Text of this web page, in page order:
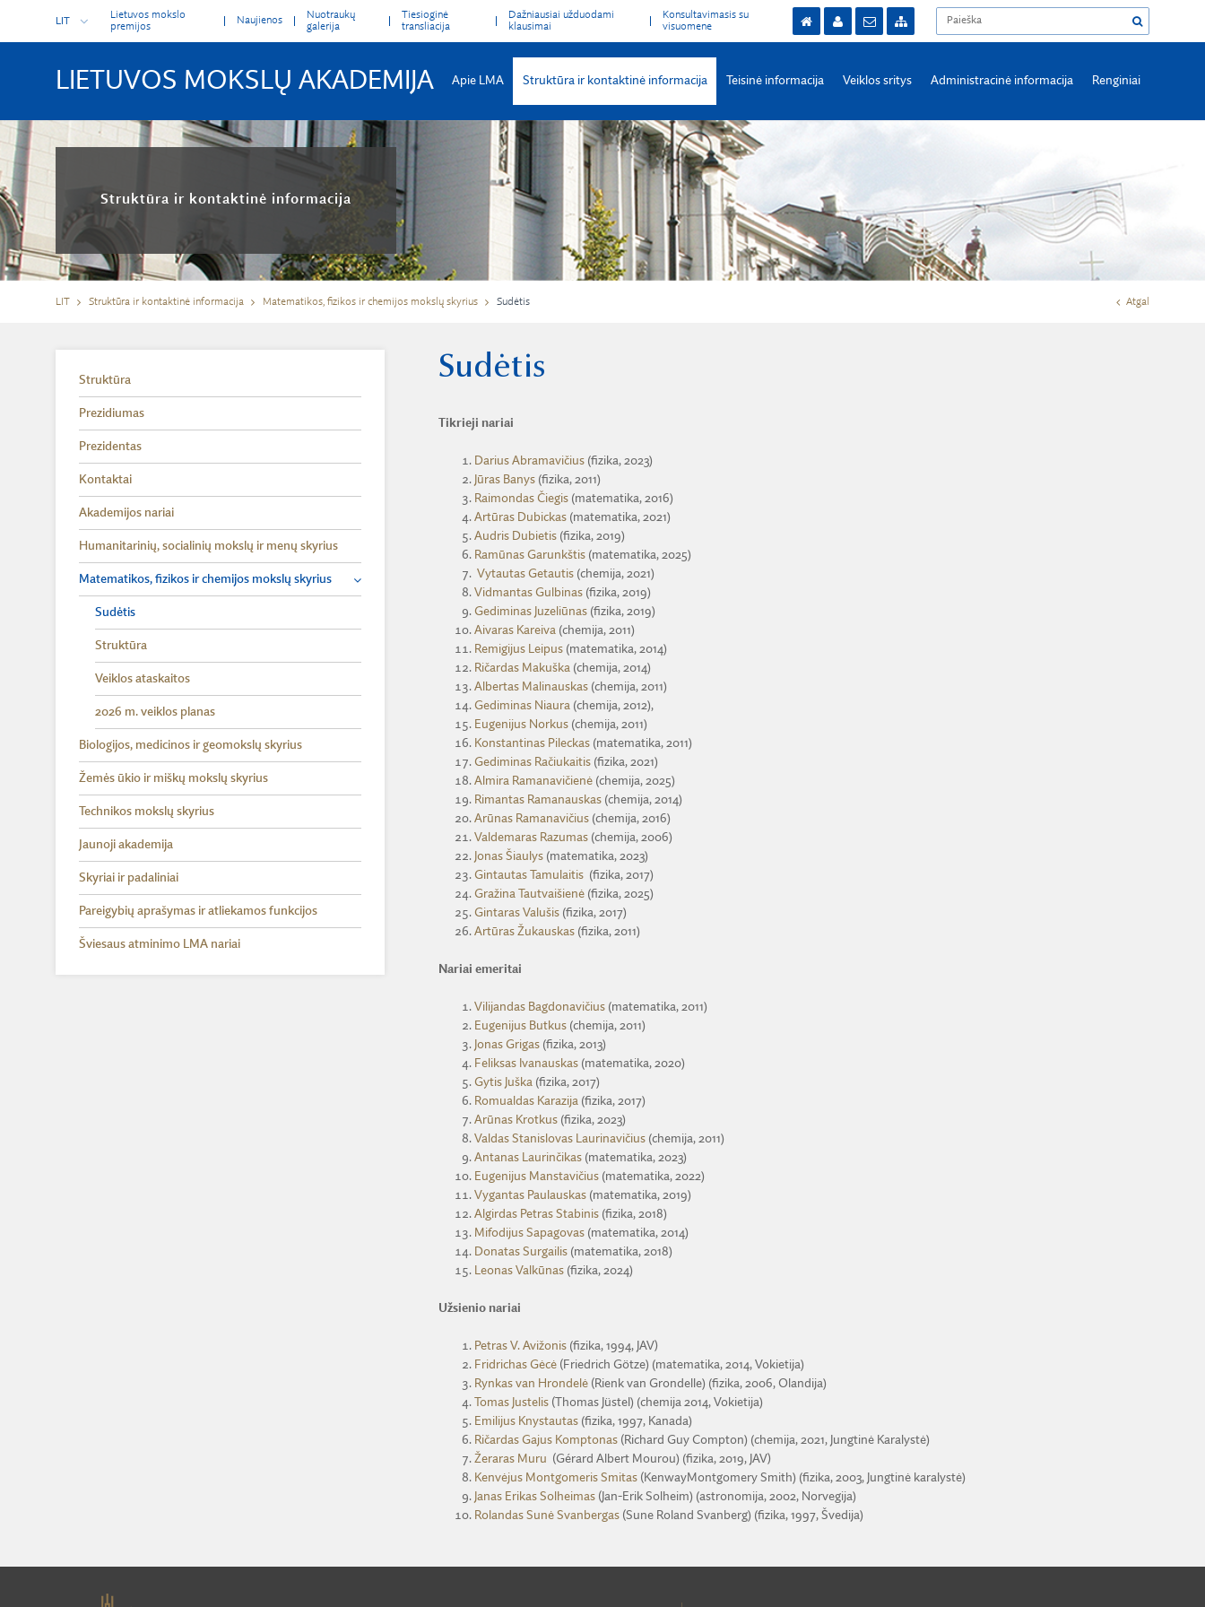
LIETUVOS MOKSLŲ AKADEMIJA
LIT
Lietuvos mokslo
premijos
Naujienos
Nuotraukų
galerija
Tiesioginė
transliacija
Dažniausiai užduodami
klausimai
Konsultavimasis su
visuomene
Apie LMA Struktūra ir kontaktinė informacija Teisinė informacija Veiklos sritys Administracinė informacija Renginiai
Struktūra ir kontaktinė informacija
LIT Struktūra ir kontaktinė informacija Matematikos, fizikos ir chemijos mokslų skyrius Sudėtis Atgal
Struktūra
Prezidiumas
Prezidentas
Kontaktai
Akademijos nariai
Humanitarinių, socialinių mokslų ir menų skyrius
Matematikos, fizikos ir chemijos mokslų skyrius
Sudėtis
Struktūra
Veiklos ataskaitos
2026 m. veiklos planas
Biologijos, medicinos ir geomokslų skyrius
Žemės ūkio ir miškų mokslų skyrius
Technikos mokslų skyrius
Jaunoji akademija
Skyriai ir padaliniai
Pareigybių aprašymas ir atliekamos funkcijos
Šviesaus atminimo LMA nariai
Sudėtis
Tikrieji nariai
Darius Abramavičius(fizika, 2023)
Jūras Banys(fizika, 2011)
Raimondas Čiegis(matematika, 2016)
Artūras Dubickas(matematika, 2021)
Audris Dubietis(fizika, 2019)
Ramūnas Garunkštis(matematika, 2025)
Vytautas Getautis(chemija, 2021)
Vidmantas Gulbinas(fizika, 2019)
Gediminas Juzeliūnas(fizika, 2019)
Aivaras Kareiva (chemija, 2011)
Remigijus Leipus(matematika, 2014)
Ričardas Makuška (chemija, 2014)
Albertas Malinauskas(chemija, 2011)
Gediminas Niaura (chemija, 2012),
Eugenijus Norkus(chemija, 2011)
Konstantinas Pileckas(matematika, 2011)
Gediminas Račiukaitis(fizika, 2021)
Almira Ramanavičienė(chemija, 2025)
Rimantas Ramanauskas(chemija, 2014)
Arūnas Ramanavičius(chemija, 2016)
Valdemaras Razumas(chemija, 2006)
Jonas Šiaulys(matematika, 2023)
Gintautas Tamulaitis(fizika, 2017)
Gražina Tautvaišienė(fizika, 2025)
Gintaras Valušis(fizika, 2017)
Artūras Žukauskas(fizika, 2011)
Nariai emeritai
Vilijandas Bagdonavičius(matematika, 2011)
Eugenijus Butkus(chemija, 2011)
Jonas Grigas(fizika, 2013)
Feliksas Ivanauskas(matematika, 2020)
Gytis Juška (fizika, 2017)
Romualdas Karazija (fizika, 2017)
Arūnas Krotkus(fizika, 2023)
Valdas Stanislovas Laurinavičius(chemija, 2011)
Antanas Laurinčikas(matematika, 2023)
Eugenijus Manstavičius(matematika, 2022)
Vygantas Paulauskas(matematika, 2019)
Algirdas Petras Stabinis(fizika, 2018)
Mifodijus Sapagovas(matematika, 2014)
Donatas Surgailis(matematika, 2018)
Leonas Valkūnas(fizika, 2024)
Užsienio nariai
Petras V. Avižonis(fizika, 1994, JAV)
Fridrichas Gėcė(Friedrich Götze) (matematika, 2014, Vokietija)
Rynkas van Hrondelė(Rienk van Grondelle) (fizika, 2006, Olandija)
Tomas Justelis(Thomas Jüstel) (chemija 2014, Vokietija)
Emilijus Knystautas(fizika, 1997, Kanada)
Ričardas Gajus Komptonas(Richard Guy Compton) (chemija, 2021, Jungtinė Karalystė)
Žeraras Muru (Gérard Albert Mourou) (fizika, 2019, JAV)
Kenvėjus Montgomeris Smitas(KenwayMontgomery Smith) (fizika, 2003, Jungtinė karalystė)
Janas Erikas Solheimas(Jan-Erik Solheim) (astronomija, 2002, Norvegija)
Rolandas Sunė Svanbergas(Sune Roland Svanberg) (fizika, 1997, Švedija)